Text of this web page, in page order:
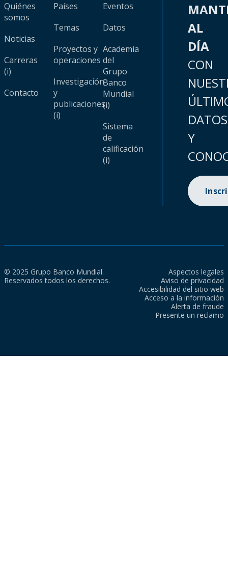
Quiénes
somos
Noticias
Carreras
(i)
Contacto
Países
Temas
Proyectos y
operaciones
Investigación
y
publicaciones
(i)
Eventos
Datos
Academia
del
Grupo
Banco
Mundial
(i)
Sistema
de
calificación
(i)
AL
DÍA
CON
DATOS
Y
© 2025 Grupo Banco Mundial.
Reservados todos los derechos.
Aspectos legales
Aviso de privacidad
Accesibilidad del sitio web
Acceso a la información
Alerta de fraude
Presente un reclamo